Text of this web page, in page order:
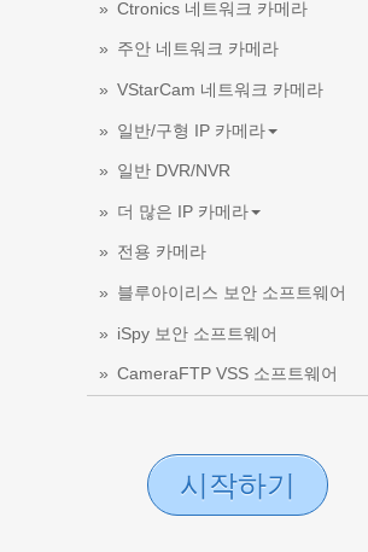
Ctronics 네트워크 카메라
주안 네트워크 카메라
VStarCam 네트워크 카메라
일반/구형 IP 카메라
일반 DVR/NVR
더 많은 IP 카메라
전용 카메라
블루아이리스 보안 소프트웨어
iSpy 보안 소프트웨어
CameraFTP VSS 소프트웨어
시작하기